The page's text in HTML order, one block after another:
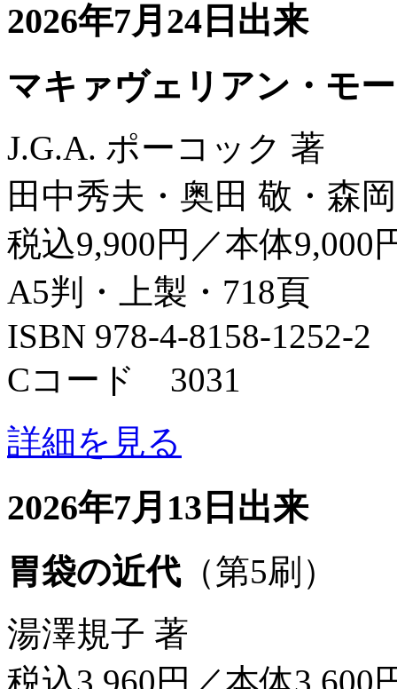
2026年7月24日出来
マキァヴェリアン・モ
J.G.A. ポーコック 著
田中秀夫・奥田 敬・森
税込9,900円／本体9,000
A5判・上製・718頁
ISBN 978-4-8158-1252-2
Cコード 3031
詳細を見る
2026年7月13日出来
胃袋の近代（第5刷）
湯澤規子 著